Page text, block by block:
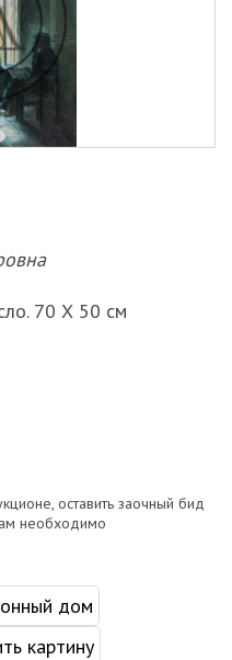
70 Х 50 см
оставить заочный бид
необходимо
дом
картину